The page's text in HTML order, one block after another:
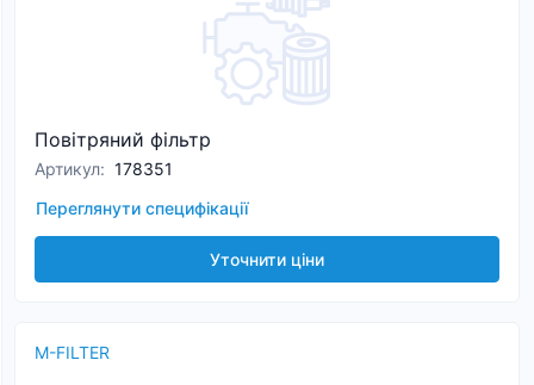
Повітряний фільтр
Артикул: 178351
Переглянути специфікації
Уточнити ціни
M-FILTER